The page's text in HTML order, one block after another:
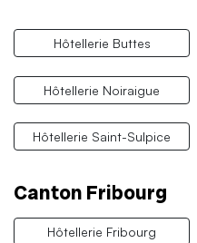
Hôtellerie Buttes
Hôtellerie Noiraigue
Hôtellerie Saint-Sulpice
Canton Fribourg
Hôtellerie Fribourg